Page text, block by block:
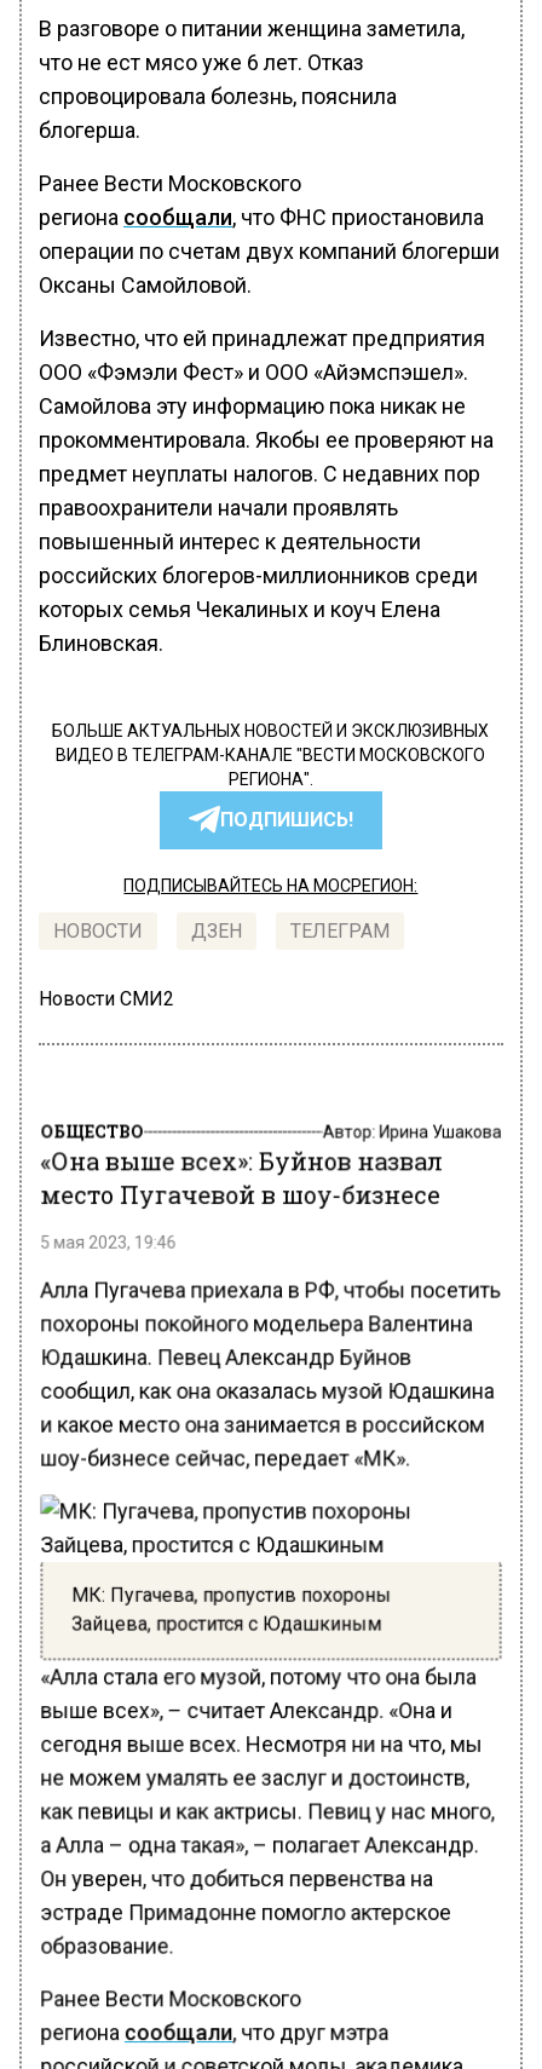
В разговоре о питании женщина заметила,
что не ест мясо уже 6 лет. Отказ
спровоцировала болезнь, пояснила
блогерша.
Ранее Вести Московского
региона сообщали, что ФНС приостановила
операции по счетам двух компаний блогерши
Оксаны Самойловой.
Известно, что ей принадлежат предприятия
ООО «Фэмэли Фест» и ООО «Айэмспэшел».
Самойлова эту информацию пока никак не
прокомментировала. Якобы ее проверяют на
предмет неуплаты налогов. С недавних пор
правоохранители начали проявлять
повышенный интерес к деятельности
российских блогеров-миллионников среди
которых семья Чекалиных и коуч Елена
Блиновская.
БОЛЬШЕ АКТУАЛЬНЫХ НОВОСТЕЙ И ЭКСКЛЮЗИВНЫХ
ВИДЕО В ТЕЛЕГРАМ-КАНАЛЕ "ВЕСТИ МОСКОВСКОГО
РЕГИОНА".
ПОДПИШИСЬ!
ПОДПИСЫВАЙТЕСЬ НА МОСРЕГИОН:
НОВОСТИ ДЗЕН ТЕЛЕГРАМ
Новости СМИ2
ОБЩЕСТВО Автор:Ирина Ушакова
«Она выше всех»: Буйнов назвал
место Пугачевой в шоу-бизнесе
5 мая 2023, 19:46
Алла Пугачева приехала в РФ, чтобы посетить
похороны покойного модельера Валентина
Юдашкина. Певец Александр Буйнов
сообщил, как она оказалась музой Юдашкина
и какое место она занимается в российском
шоу-бизнесе сейчас, передает «МК».
МК: Пугачева, пропустив похороны
Зайцева, простится с Юдашкиным
«Алла стала его музой, потому что она была
выше всех», – считает Александр. «Она и
сегодня выше всех. Несмотря ни на что, мы
не можем умалять ее заслуг и достоинств,
как певицы и как актрисы. Певиц у нас много,
а Алла – одна такая», – полагает Александр.
Он уверен, что добиться первенства на
эстраде Примадонне помогло актерское
образование.
Ранее Вести Московского
региона сообщали, что друг мэтра